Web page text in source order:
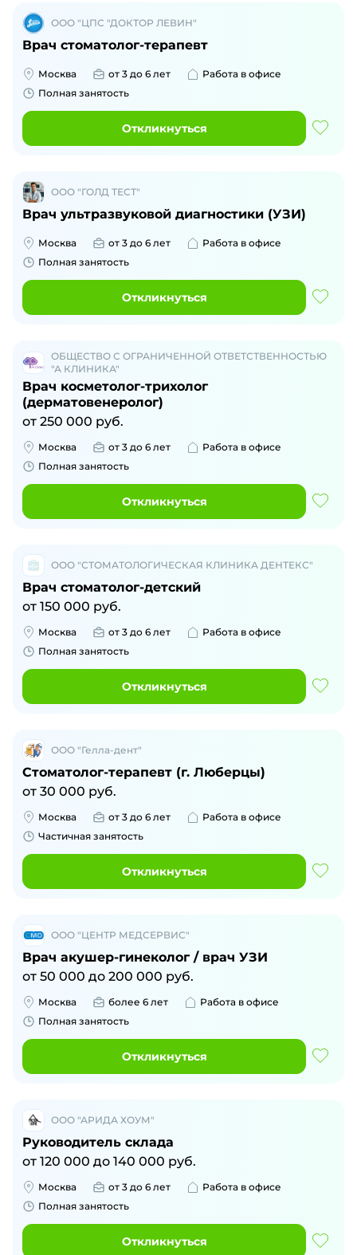
ООО "ЦПС "ДОКТОР ЛЕВИН"
Врач стоматолог-терапевт
Москва от 3 до 6 лет
Работа в офисе
Полная занятость
Откликнуться
ООО "ГОЛД ТЕСТ"
Врач ультразвуковой диагностики (УЗИ)
Москва от 3 до 6 лет
Работа в офисе
Полная занятость
Откликнуться
ОБЩЕСТВО С ОГРАНИЧЕННОЙ ОТВЕТСТВЕННОСТЬЮ
"А КЛИНИКА"
Врач косметолог-трихолог
(дерматовенеролог)
от 250 000 руб.
Москва от 3 до 6 лет
Работа в офисе
Полная занятость
Откликнуться
ООО "СТОМАТОЛОГИЧЕСКАЯ КЛИНИКА ДЕНТЕКС"
Врач стоматолог-детский
от 150 000 руб.
Москва от 3 до 6 лет
Работа в офисе
Полная занятость
Откликнуться
ООО "Гелла-дент"
Стоматолог-терапевт (г. Люберцы)
от 30 000 руб.
Москва от 3 до 6 лет
Работа в офисе
Частичная занятость
Откликнуться
ООО "ЦЕНТР МЕДСЕРВИС"
Врач акушер-гинеколог / врач УЗИ
от 50 000 до 200 000 руб.
Москва более 6 лет
Работа в офисе
Полная занятость
Откликнуться
ООО "АРИДА ХОУМ"
Руководитель склада
от 120 000 до 140 000 руб.
Москва от 3 до 6 лет
Работа в офисе
Полная занятость
Откликнуться